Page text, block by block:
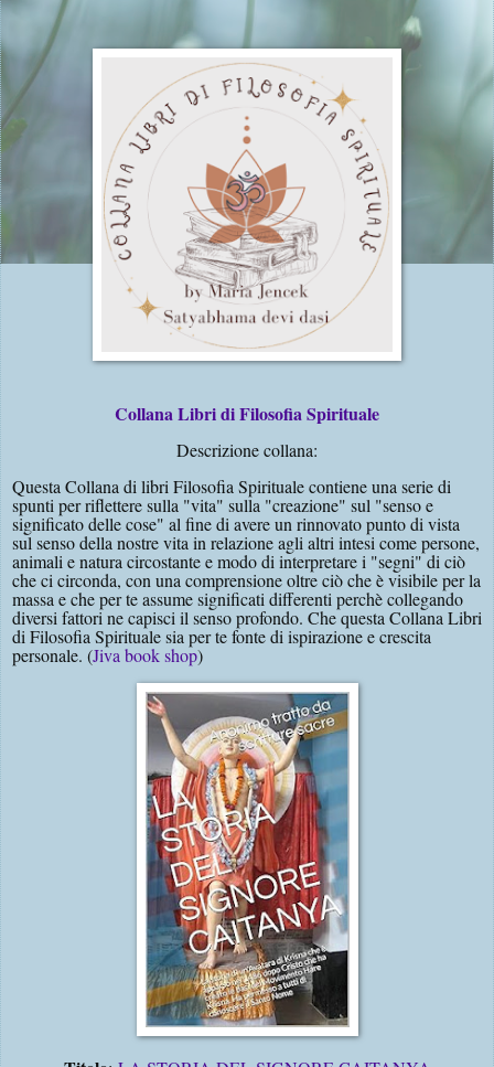
Collana Libri di Filosofia Spirituale
Descrizione collana:
Questa Collana di libri Filosofia Spirituale contiene una serie di
spunti per riflettere sulla "vita" sulla "creazione" sul "senso e
significato delle cose" al fine di avere un rinnovato punto di vista
sul senso della nostre vita in relazione agli altri intesi come persone,
animali e natura circostante e modo di interpretare i "segni" di ciò
che ci circonda, con una comprensione oltre ciò che è visibile per la
massa e che per te assume significati differenti perchè collegando
diversi fattori ne capisci il senso profondo. Che questa Collana Libri
di Filosofia Spirituale sia per te fonte di ispirazione e crescita
personale. (Jiva book shop)